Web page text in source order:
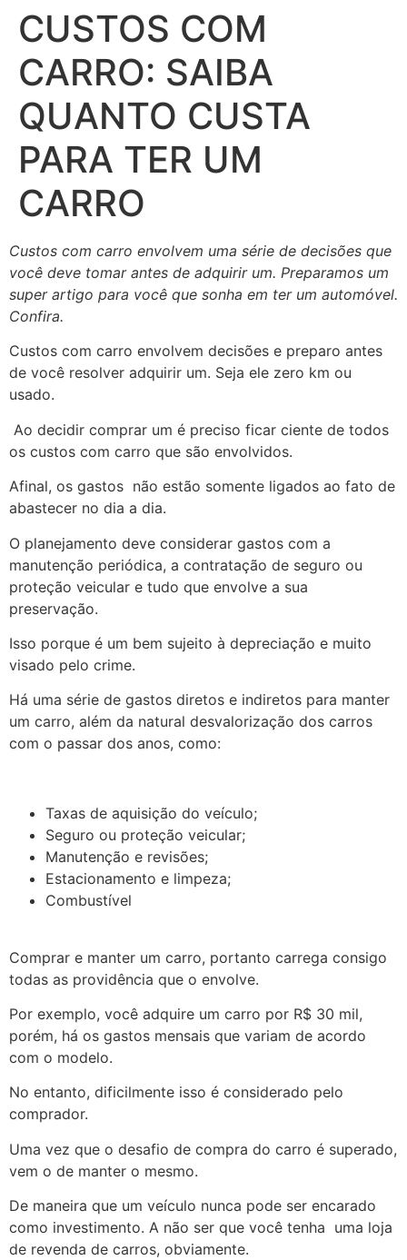
CUSTOS COM
CARRO: SAIBA
QUANTO CUSTA
PARA TER UM
CARRO
Custos com carro envolvem uma série de decisões que
você deve tomar antes de adquirir um. Preparamos um
super artigo para você que sonha em ter um automóvel.
Confira.
Custos com carro envolvem decisões e preparo antes
de você resolver adquirir um. Seja ele zero km ou
usado.
Ao decidir comprar um é preciso ficar ciente de todos
os custos com carro que são envolvidos.
Afinal, os gastos não estão somente ligados ao fato de
abastecer no dia a dia.
O planejamento deve considerar gastos com a
manutenção periódica, a contratação de seguro ou
proteção veicular e tudo que envolve a sua
preservação.
Isso porque é um bem sujeito à depreciação e muito
visado pelo crime.
Há uma série de gastos diretos e indiretos para manter
um carro, além da natural desvalorização dos carros
com o passar dos anos, como:
Taxas de aquisição do veículo;
Seguro ou proteção veicular;
Manutenção e revisões;
Estacionamento e limpeza;
Combustível
Comprar e manter um carro, portanto carrega consigo
todas as providência que o envolve.
Por exemplo, você adquire um carro por R$ 30 mil,
porém, há os gastos mensais que variam de acordo
com o modelo.
No entanto, dificilmente isso é considerado pelo
comprador.
Uma vez que o desafio de compra do carro é superado,
vem o de manter o mesmo.
De maneira que um veículo nunca pode ser encarado
como investimento. A não ser que você tenha uma loja
de revenda de carros, obviamente.